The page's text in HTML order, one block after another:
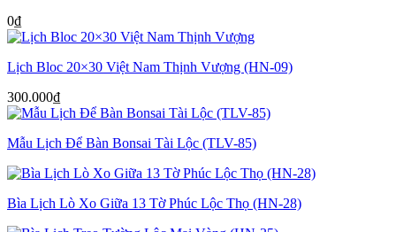
0₫
Lịch Bloc 20×30 Việt Nam Thịnh Vượng (HN-09)
300.000₫
Mẫu Lịch Để Bàn Bonsai Tài Lộc (TLV-85)
Bìa Lịch Lò Xo Giữa 13 Tờ Phúc Lộc Thọ (HN-28)